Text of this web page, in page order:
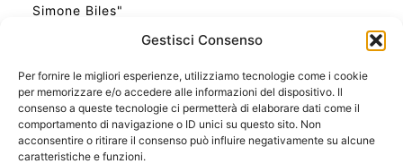
Gestisci Consenso
Per fornire le migliori esperienze, utilizziamo tecnologie come i cookie
per memorizzare e/o accedere alle informazioni del dispositivo. Il
consenso a queste tecnologie ci permetterà di elaborare dati come il
comportamento di navigazione o ID unici su questo sito. Non
acconsentire o ritirare il consenso può influire negativamente su alcune
caratteristiche e funzioni.
Simone Biles"
Ora Esatta in Italia in questo momento
Ti Senti Strano Ultimamente? Potrebbe Essere per
la Risonanza di Schumann
Come Sapere Se Stai Ascendendo alla Quinta